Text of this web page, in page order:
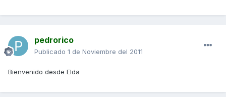
pedrorico
Publicado 1 de Noviembre del 2011
Bienvenido desde Elda